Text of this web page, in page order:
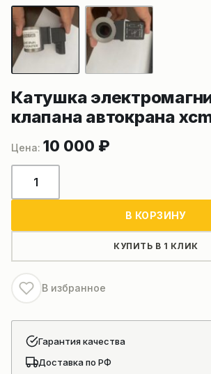
Катушка
клапана автокрана
10 000 ₽
товара
автокрана
xcmg
XCT
В КОРЗИНУ
КУПИТЬ В 1 КЛИК
В избранное
Гарантия качества
Доставка по РФ